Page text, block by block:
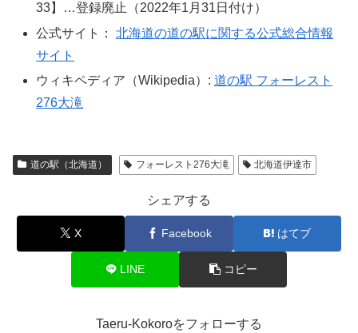
33】…登録廃止（2022年1月31日付け）
公式サイト：北海道の道の駅に関する公式総合情報
サイト
ウィキペディア（Wikipedia）:道の駅 フォーレスト
276大滝
道の駅（北海道） フォーレスト276大滝 北海道伊達市
シェアする
X Facebook はてブ
LINE コピー
Taeru-Kokoroをフォローする